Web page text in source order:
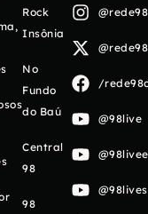
Rock
Insônia
No
Fundo
do Baú
Central
98
98
/
@98live